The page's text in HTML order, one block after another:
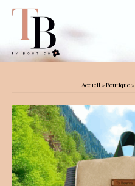
Accueil»Boutique »